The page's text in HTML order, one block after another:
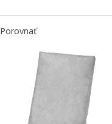
Porovnať